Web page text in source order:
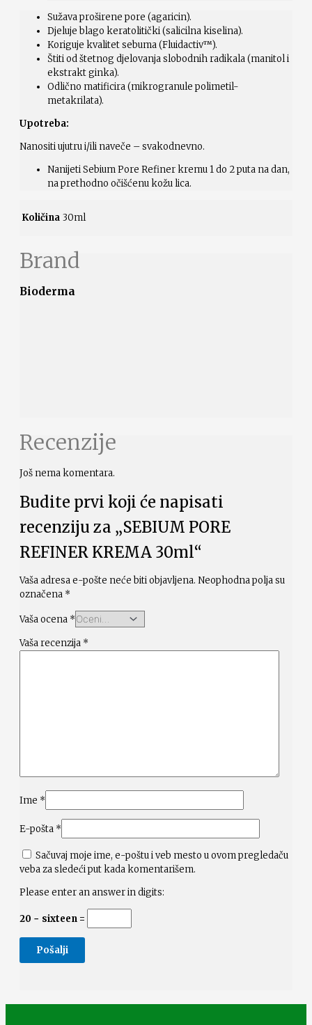
Sužava proširene pore (agaricin).
Djeluje blago keratolitički (salicilna kiselina).
Koriguje kvalitet sebuma (Fluidactiv™).
Štiti od štetnog djelovanja slobodnih radikala (manitol i
ekstrakt ginka).
Odlično matificira (mikrogranule polimetil-
metakrilata).
Upotreba:
Nanositi ujutru i/ili naveče – svakodnevno.
Nanijeti Sebium Pore Refiner kremu 1 do 2 puta na dan,
na prethodno očišćenu kožu lica.
Količina 30ml
Brand
Bioderma
Recenzije
Još nema komentara.
Budite prvi koji će napisati
recenziju za „SEBIUM PORE
REFINER KREMA 30ml“
Vaša adresa e-pošte neće biti objavljena. Neophodna polja su
označena *
Vaša ocena *
Vaša recenzija *
Ime *
E-pošta *
Sačuvaj moje ime, e-poštu i veb mesto u ovom pregledaču
veba za sledeći put kada komentarišem.
Please enter an answer in digits:
20 − sixteen =